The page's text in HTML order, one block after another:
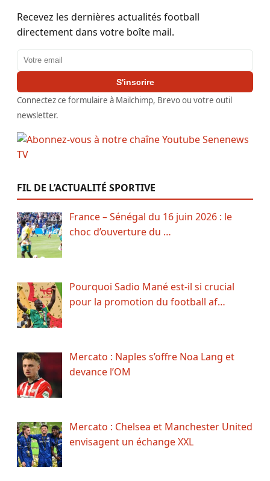
Recevez les dernières actualités football
directement dans votre boîte mail.
Adresse email
S'inscrire
Connectez ce formulaire à Mailchimp, Brevo ou votre outil
newsletter.
FIL DE L’ACTUALITÉ SPORTIVE
France – Sénégal du 16 juin 2026 : le
choc d’ouverture du …
Pourquoi Sadio Mané est-il si crucial
pour la promotion du football af…
Mercato : Naples s’offre Noa Lang et
devance l’OM
Mercato : Chelsea et Manchester United
envisagent un échange XXL